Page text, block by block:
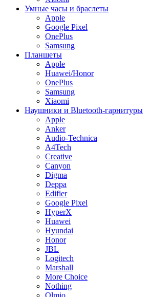
Умные часы и браслеты
Apple
Google Pixel
OnePlus
Samsung
Планшеты
Apple
Huawei/Honor
OnePlus
Samsung
Xiaomi
Наушники и Bluetooth-гарнитуры
Apple
Anker
Audio-Technica
A4Tech
Creative
Canyon
Digma
Deppa
Edifier
Google Pixel
HyperX
Huawei
Hyundai
Honor
JBL
Logitech
Marshall
More Choice
Nothing